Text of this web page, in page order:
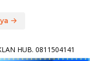
0811504141